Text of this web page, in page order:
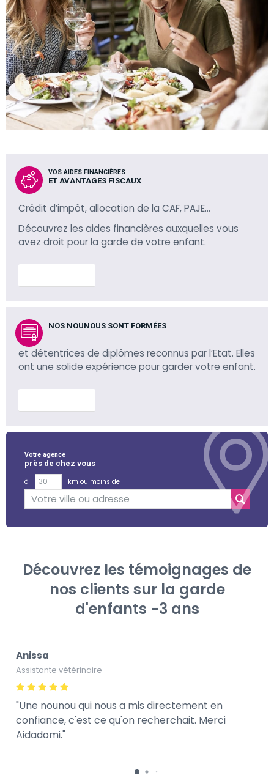
VOS AIDES FINANCIÈRES
ET AVANTAGES FISCAUX
Crédit d’impôt, allocation de la CAF, PAJE…
Découvrez les aides financières auxquelles vous
avez droit pour la garde de votre enfant.
NOS NOUNOUS SONT FORMÉES
et détentrices de diplômes reconnus par l’Etat. Elles
ont une solide expérience pour garder votre enfant.
Votre agence
près de chez vous
à
km ou moins de
Découvrez les témoignages de
nos clients sur la garde
d'enfants -3 ans
Anissa
Assistante vétérinaire
Une nounou qui nous a mis directement en
confiance, c'est ce qu'on recherchait. Merci
Aidadomi.